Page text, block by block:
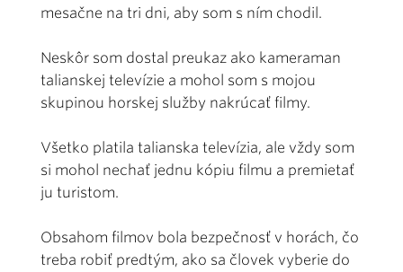
mesačne na tri dni, aby som s ním chodil.
Neskôr som dostal preukaz ako kameraman
talianskej televízie a mohol som s mojou
skupinou horskej služby nakrúcať filmy.
Všetko platila talianska televízia, ale vždy som
si mohol nechať jednu kópiu filmu a premietať
ju turistom.
Obsahom filmov bola bezpečnosť v horách, čo
treba robiť predtým, ako sa človek vyberie do